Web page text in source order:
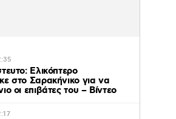
Ελικόπτερο
στο Σαρακήνικο για να
οι επιβάτες του – Βίντεο